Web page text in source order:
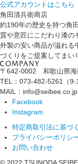
公式アカウントはこちら
角田清兵衛商店
約190年の歴史を持つ角
質や意匠にこだわり漆の
外製の安い商品が溢れる
づくりをご提案してまい
〒642-0002 和歌山県海
TEL：073-482-5261（9-
MAIL：info@seibee.co.jp
Facebook
Instagram
特定商取引法に基づ
プライバシーポリシ
お問い合わせ